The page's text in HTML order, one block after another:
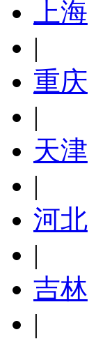
上海
|
重庆
|
天津
|
河北
|
吉林
|